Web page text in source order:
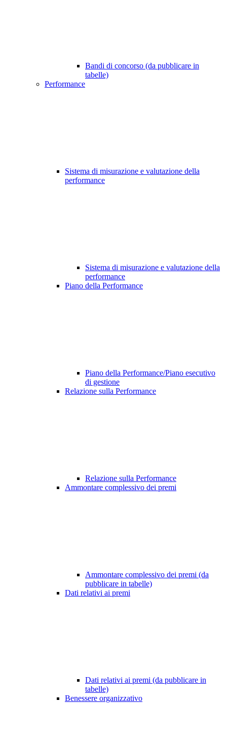
Bandi di concorso (da pubblicare in
tabelle)
Performance
Sistema di misurazione e valutazione della
performance
Sistema di misurazione e valutazione della
performance
Piano della Performance
Piano della Performance/Piano esecutivo
di gestione
Relazione sulla Performance
Relazione sulla Performance
Ammontare complessivo dei premi
Ammontare complessivo dei premi (da
pubblicare in tabelle)
Dati relativi ai premi
Dati relativi ai premi (da pubblicare in
tabelle)
Benessere organizzativo